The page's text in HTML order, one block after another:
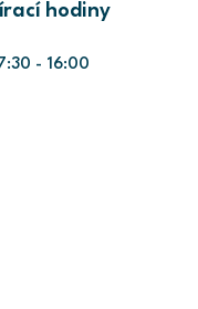
hodiny
- 16:00